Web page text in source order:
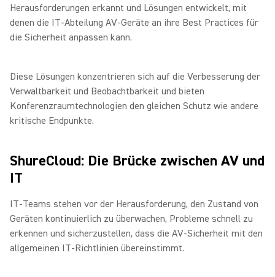
Herausforderungen erkannt und Lösungen entwickelt, mit
denen die IT-Abteilung AV-Geräte an ihre Best Practices für
die Sicherheit anpassen kann.
Diese Lösungen konzentrieren sich auf die Verbesserung der
Verwaltbarkeit und Beobachtbarkeit und bieten
Konferenzraumtechnologien den gleichen Schutz wie andere
kritische Endpunkte.
ShureCloud: Die Brücke zwischen AV und
IT
IT-Teams stehen vor der Herausforderung, den Zustand von
Geräten kontinuierlich zu überwachen, Probleme schnell zu
erkennen und sicherzustellen, dass die AV-Sicherheit mit den
allgemeinen IT-Richtlinien übereinstimmt.